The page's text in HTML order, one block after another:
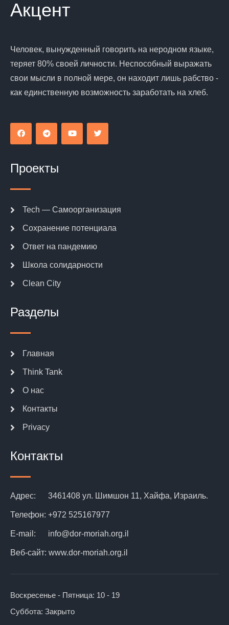
Акцент
Человек, вынужденный говорить на неродном языке,
теряет 80% своей личности. Неспособный выражать
свои мысли в полной мере, он находит лишь рабство -
как единственную возможность заработать на хлеб.
Проекты
Tech — Самоорганизация
Сохранение потенциала
Ответ на пандемию
Школа солидарности
Clean City
Разделы
Главная
Think Tank
О нас
Контакты
Privacy
Контакты
Адрес: 3461408 ул. Шимшон 11, Хайфа, Израиль.
Телефон: +972 525167977
E-mail: info@dor-moriah.org.il
Веб-сайт: www.dor-moriah.org.il
Воскресенье - Пятница: 10 - 19
Суббота: Закрыто